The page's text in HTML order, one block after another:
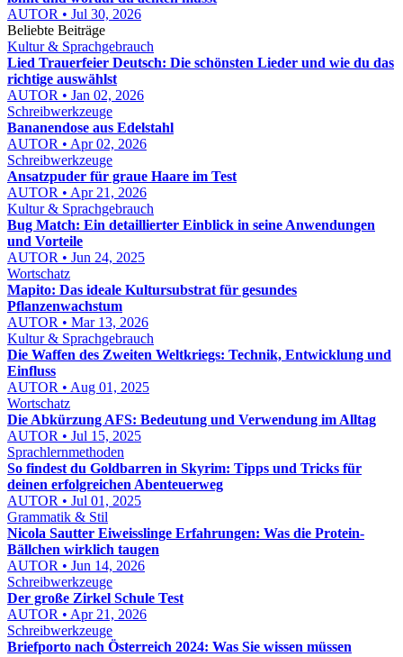
AUTOR • Jul 30, 2026
Beliebte Beiträge
Kultur & Sprachgebrauch
Lied Trauerfeier Deutsch: Die schönsten Lieder und wie du das
richtige auswählst
AUTOR • Jan 02, 2026
Schreibwerkzeuge
Bananendose aus Edelstahl
AUTOR • Apr 02, 2026
Schreibwerkzeuge
Ansatzpuder für graue Haare im Test
AUTOR • Apr 21, 2026
Kultur & Sprachgebrauch
Bug Match: Ein detaillierter Einblick in seine Anwendungen
und Vorteile
AUTOR • Jun 24, 2025
Wortschatz
Mapito: Das ideale Kultursubstrat für gesundes
Pflanzenwachstum
AUTOR • Mar 13, 2026
Kultur & Sprachgebrauch
Die Waffen des Zweiten Weltkriegs: Technik, Entwicklung und
Einfluss
AUTOR • Aug 01, 2025
Wortschatz
Die Abkürzung AFS: Bedeutung und Verwendung im Alltag
AUTOR • Jul 15, 2025
Sprachlernmethoden
So findest du Goldbarren in Skyrim: Tipps und Tricks für
deinen erfolgreichen Abenteuerweg
AUTOR • Jul 01, 2025
Grammatik & Stil
Nicola Sautter Eiweisslinge Erfahrungen: Was die Protein-
Bällchen wirklich taugen
AUTOR • Jun 14, 2026
Schreibwerkzeuge
Der große Zirkel Schule Test
AUTOR • Apr 21, 2026
Schreibwerkzeuge
Briefporto nach Österreich 2024: Was Sie wissen müssen